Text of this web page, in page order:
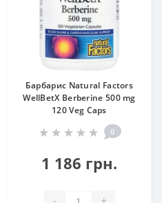
Барбарис Natural Factors
WellBetX Berberine 500 mg
120 Veg Caps
0
1 186 грн.
- +